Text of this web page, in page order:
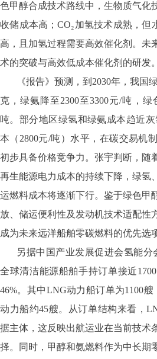
色甲醇合成技术路线中，生物质气化
收储成本高；CO₂加氢技术成熟，但
高，且加氢过程需要高效催化剂。未
术的突破与高效低成本催化剂的研发。
《报告》预测，到2030年，我国
克，绿氨降至2300至3300元/吨，绿
吨。部分地区绿氢和绿氨成本趋近
本（2800元/吨）水平，在碳交易机
初步具备价格竞争力。张宇判断，随
再生能源电力成本的持续下降，绿氢
运燃料成本将逐渐下行。鉴于绿色甲
放、储运便利性及发动机技术适配性
成为未来远洋船舶零碳燃料的优先选
另据中国产业发展促进会氢能分
全球清洁能源船舶手持订单接近
46%。其中LNG动力船订单为1100
动力船约45艘。从订单结构来看，
据主体，这反映出航运业在当前技术
择。同时，甲醇和氨燃料作为中长期